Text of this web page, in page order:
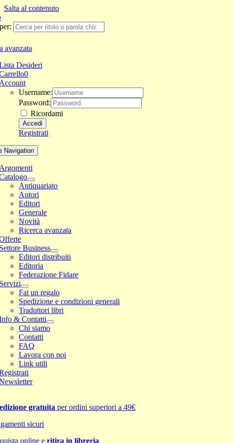
Salta al contenuto
avanzata
Desideri
0
Username:
Password:
Ricordami
Registrati
Navigation
Antiquariato
Autori
Editori
Generale
Novità
Ricerca avanzata
Business
Editori distribuiti
Editoria
Federazione Fidare
Fai un regalo
Spedizione e condizioni generali
Traduttori libri
& Contatti
Chi siamo
Contatti
FAQ
Lavora con noi
Link utili
gratuita per ordini superiori a 49€
sicuri
online eritira in libreria